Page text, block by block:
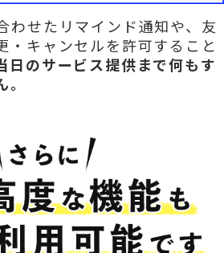
わせたリマインド通知や、友
・キャンセルを許可すること
日のサービス提供まで何もす